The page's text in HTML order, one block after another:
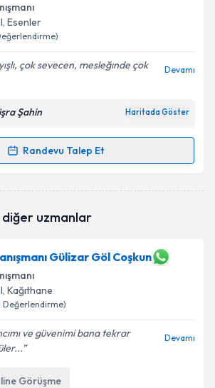
, Esenler
çok sevecen, mesleğınde çok
Devamı
Şahin Haritada Göster
Randevu Talep Et
Talebi
Size bu uzmandan randevu almanız
işlenmesine ilişkin
işlenmesini kabul ediyorum.
diğer uzmanlar
Gülizar Göl Coşkun
, Kağıthane
Değerlendirme)
ve güvenimi bana tekrar
Devamı
Görüşme